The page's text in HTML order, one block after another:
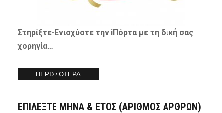
Στηρίξτε-Ενισχύστετην iΠόρτα με τη δική σας
χορηγία…
ΠΕΡΙΣΣΟΤΕΡΑ
ΕΠΙΛΕΞΤΕ ΜΗΝΑ & ΕΤΟΣ (ΑΡΙΘΜΟΣ ΑΡΘΡΩΝ)